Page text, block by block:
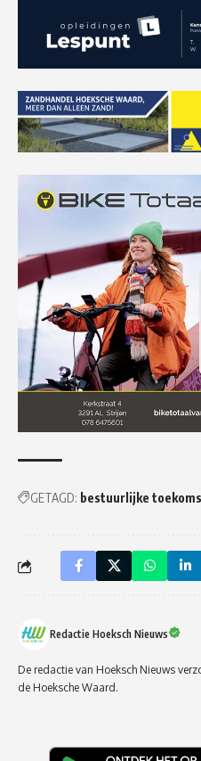
GETAGD: bestuurlijke
Redactie Hoeksch Nieuws
De redactie van Hoeksch Nieuws
de Hoeksche Waard.